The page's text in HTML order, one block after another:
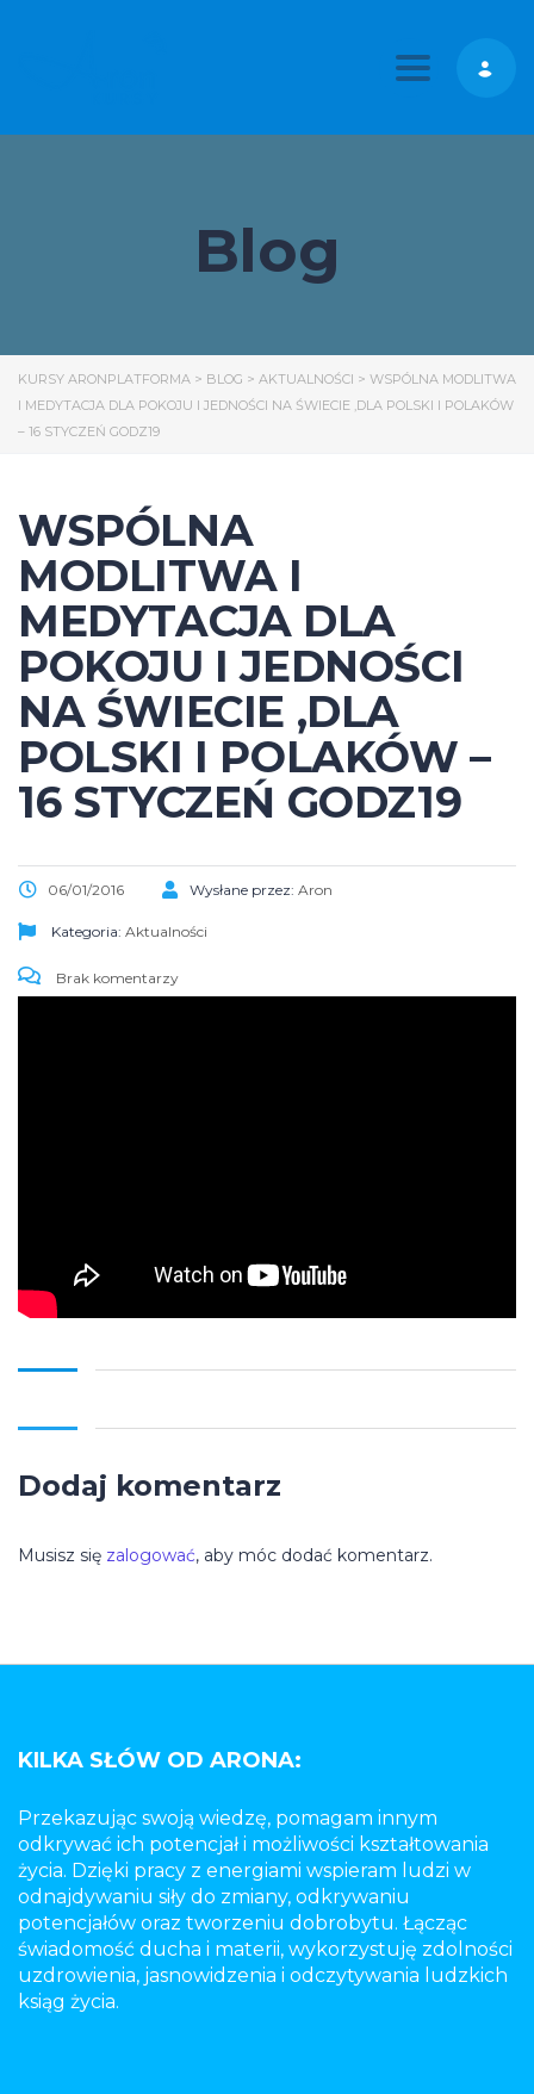
Toggle
Blog
KURSY ARONPLATFORMA > BLOG > AKTUALNOŚCI > WSPÓLNA MODLITWA
I MEDYTACJA DLA POKOJU I JEDNOŚCI NA ŚWIECIE ,DLA POLSKI I POLAKÓW
– 16 STYCZEŃ GODZ19
WSPÓLNA
MODLITWA I
MEDYTACJA DLA
POKOJU I JEDNOŚCI
NA ŚWIECIE ,DLA
POLSKI I POLAKÓW –
16 STYCZEŃ GODZ19
06/01/2016 Wysłane przez: Aron
Kategoria: Aktualności
Brak komentarzy
Dodaj komentarz
Musisz się zalogować, aby móc dodać komentarz.
KILKA SŁÓW OD ARONA:
Przekazując swoją wiedzę, pomagam innym
odkrywać ich potencjał i możliwości kształtowania
życia. Dzięki pracy z energiami wspieram ludzi w
odnajdywaniu siły do zmiany, odkrywaniu
potencjałów oraz tworzeniu dobrobytu. Łącząc
świadomość ducha i materii, wykorzystuję zdolności
uzdrowienia, jasnowidzenia i odczytywania ludzkich
ksiąg życia.